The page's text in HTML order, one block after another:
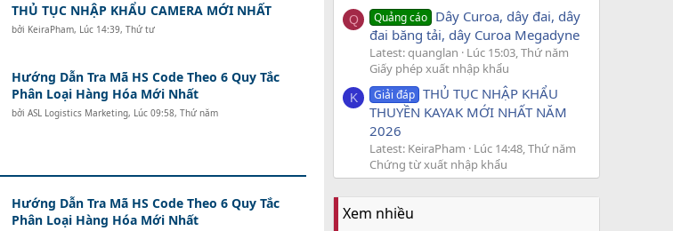
THỦ TỤC NHẬP KHẨU CAMERA MỚI NHẤT
bởi KeiraPham, Lúc 14:39, Thứ tư
Hướng Dẫn Tra Mã HS Code Theo 6 Quy Tắc
Phân Loại Hàng Hóa Mới Nhất
bởi ASL Logistics Marketing, Lúc 09:58, Thứ năm
Hướng Dẫn Tra Mã HS Code Theo 6 Quy Tắc
Phân Loại Hàng Hóa Mới Nhất
Q Quảng cáo Dây Curoa, dây đai, dây
đai băng tải, dây Curoa Megadyne
Latest: quanglan
Lúc 15:03, Thứ năm
Giấy phép xuất nhập khẩu
K Giải đáp THỦ TỤC NHẬP KHẨU
THUYỀN KAYAK MỚI NHẤT NĂM
2026
Latest: KeiraPham
Lúc 14:48, Thứ năm
Chứng từ xuất nhập khẩu
Xem nhiều